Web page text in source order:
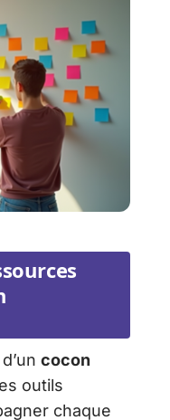
cocon
outils
chaque